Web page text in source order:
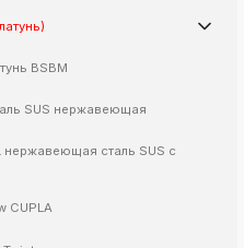
BSBM
SUS нержавеющая
сталь SUS с
CUPLA